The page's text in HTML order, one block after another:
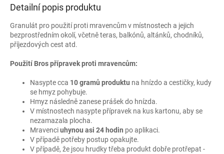
Detailní popis produktu
Granulát pro použití proti mravencům v místnostech a jejich
bezprostředním okolí, včetně teras, balkónů, altánků, chodníků,
příjezdových cest atd.
Použití Bros přípravek proti mravencům:
Nasypte cca 10 gramů produktu na hnízdo a cestičky, kudy
se hmyz pohybuje.
Hmyz následně zanese prášek do hnízda.
V místnostech nasypte přípravek na kus kartonu, aby se
nezamazala plocha.
Mravenciuhynou asi 24 hodin po aplikaci.
V případě potřeby postup opakujte.
V případě, že jsou hrudky třeba produkt dobře protřepat -